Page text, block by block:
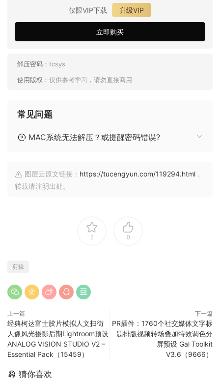
仅限VIP下载
升级VIP
立即购买
解压密码： tcsys
使用版权： 仅供参考学习，请勿直接商用
常见问题
MAC系统无法解压？或提醒密码错误?
图层云原文链接： https://tucengyun.com/119294.html ，
转载请注明出处。
2 0
剪辑
上一篇
经典柯达富士胶片模拟人文扫街
人像风光摄影后期Lightroom预设
ANALOG VISION STUDIO V2 –
Essential Pack（15459）
下一篇
PR插件：1760个社交媒体文字标
题排版视频转场叠加特效调色分
屏预设 Gal Toolkit
V3.6（9666）
猜你喜欢